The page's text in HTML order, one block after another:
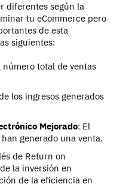
diferentes según la
tu eCommerce pero
de esta
siguientes:
número total de ventas
los ingresos generados
Mejorado: El
generado una venta.
de Return on
la inversión en
de la eficiencia en